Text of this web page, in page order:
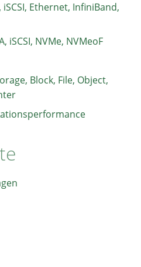
iSCSI, Ethernet, InfiniBand,
iSCSI, NVMe, NVMeoF
Block, File, Object,